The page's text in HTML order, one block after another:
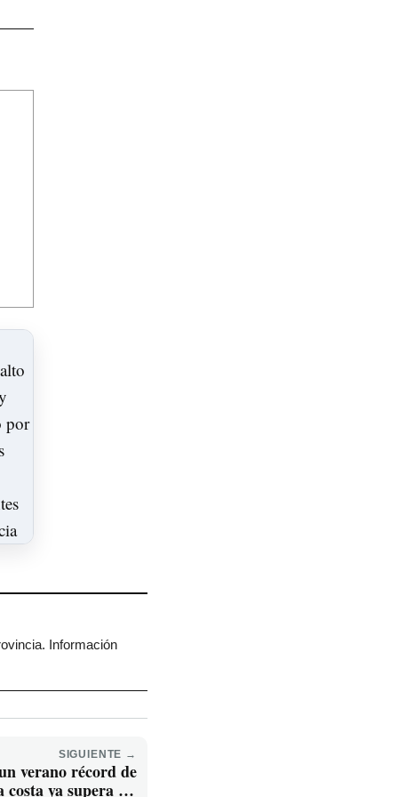
Información
SIGUIENTE →
verano récord de
ya supera los